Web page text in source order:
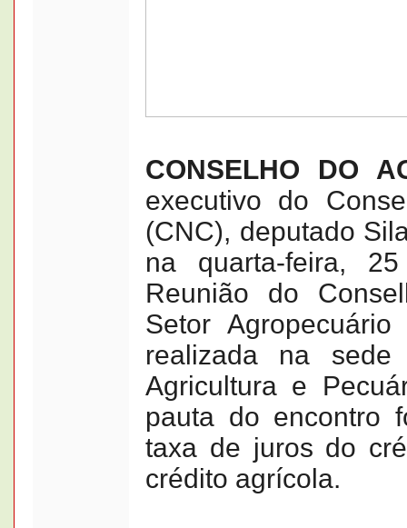
CONSELHO DO
executivo do
(CNC), deputado
na quarta-feira,
Reunião do
Setor
realizada na
Agricultura e
pauta do encontro
taxa de juros do
crédito agrícola.